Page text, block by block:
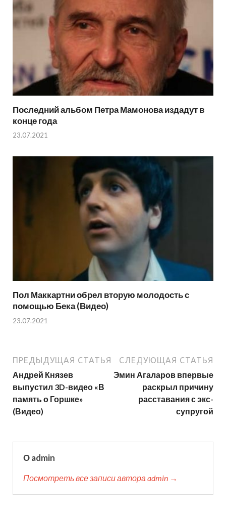
Последний альбом Петра Мамонова издадут в
конце года
23.07.2021
Пол Маккартни обрел вторую молодость с
помощью Бека (Видео)
23.07.2021
ПРЕДЫДУЩАЯ СТАТЬЯ
Андрей Князев
выпустил 3D-видео «В
память о Горшке»
(Видео)
СЛЕДУЮЩАЯ СТАТЬЯ
Эмин Агаларов впервые
раскрыл причину
расставания с экс-
супругой
О admin
Посмотреть все записи автора admin →